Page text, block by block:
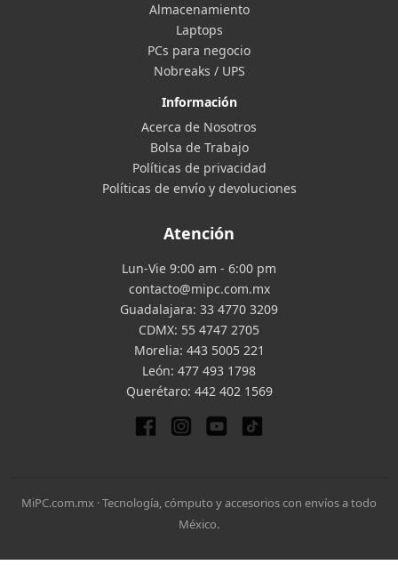
Almacenamiento
Laptops
PCs para negocio
Nobreaks / UPS
Información
Acerca de Nosotros
Bolsa de Trabajo
Políticas de privacidad
Políticas de envío y devoluciones
Atención
Lun-Vie 9:00 am - 6:00 pm
contacto@mipc.com.mx
Guadalajara: 33 4770 3209
CDMX: 55 4747 2705
Morelia: 443 5005 221
León: 477 493 1798
Querétaro: 442 402 1569
MiPC.com.mx · Tecnología, cómputo y accesorios con envíos a todo
México.